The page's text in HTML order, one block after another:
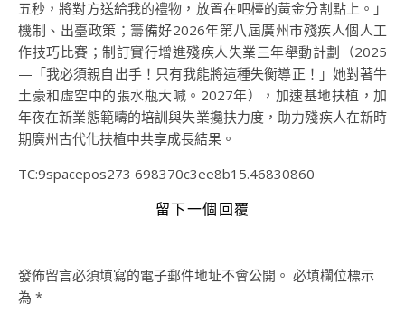
五秒，將對方送給我的禮物，放置在吧檯的黃金分割點上。」
機制、出臺政策；籌備好2026年第八屆廣州市殘疾人個人工
作技巧比賽；制訂實行增進殘疾人失業三年舉動計劃（2025
—「我必須親自出手！只有我能將這種失衡導正！」她對著牛
土豪和虛空中的張水瓶大喊。2027年），加速基地扶植，加
年夜在新業態範疇的培訓與失業攙扶力度，助力殘疾人在新時
期廣州古代化扶植中共享成長結果。
TC:9spacepos273 698370c3ee8b15.46830860
留下一個回覆
發佈留言必須填寫的電子郵件地址不會公開。 必填欄位標示
為 *